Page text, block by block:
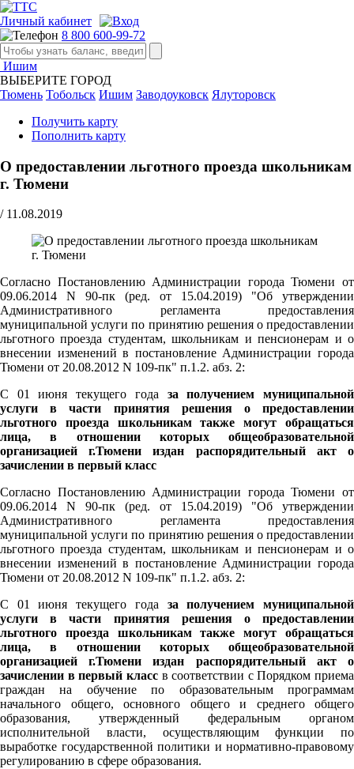
Личный кабинет
8 800 600-99-72
Ишим
ВЫБЕРИТЕ ГОРОД
Тюмень Тобольск Ишим Заводоуковск Ялуторовск
Получить карту
Пополнить карту
О предоставлении льготного проезда школьникам
г. Тюмени
/ 11.08.2019
Согласно Постановлению Администрации города Тюмени от
09.06.2014 N 90-пк (ред. от 15.04.2019) "Об утверждении
Административного регламента предоставления
муниципальной услуги по принятию решения о предоставлении
льготного проезда студентам, школьникам и пенсионерам и о
внесении изменений в постановление Администрации города
Тюмени от 20.08.2012 N 109-пк" п.1.2. абз. 2:
С 01 июня текущего года за получением муниципальной
услуги в части принятия решения о предоставлении
льготного проезда школьникам также могут обращаться
лица, в отношении которых общеобразовательной
организацией г.Тюмени издан распорядительный акт о
зачислении в первый класс
Согласно Постановлению Администрации города Тюмени от
09.06.2014 N 90-пк (ред. от 15.04.2019) "Об утверждении
Административного регламента предоставления
муниципальной услуги по принятию решения о предоставлении
льготного проезда студентам, школьникам и пенсионерам и о
внесении изменений в постановление Администрации города
Тюмени от 20.08.2012 N 109-пк" п.1.2. абз. 2:
С 01 июня текущего года за получением муниципальной
услуги в части принятия решения о предоставлении
льготного проезда школьникам также могут обращаться
лица, в отношении которых общеобразовательной
организацией г.Тюмени издан распорядительный акт о
зачислении в первый классв соответствии с Порядком приема
граждан на обучение по образовательным программам
начального общего, основного общего и среднего общего
образования, утвержденный федеральным органом
исполнительной власти, осуществляющим функции по
выработке государственной политики и нормативно-правовому
регулированию в сфере образования.